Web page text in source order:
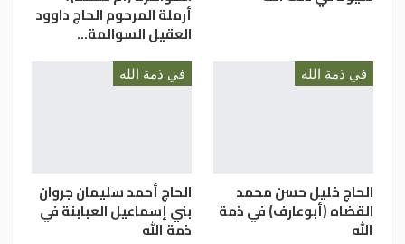
أرملة المرحوم الحاج داوود
العقيل السوالمة…
في ذمة الله
الحاج خليل حسن محمد
القضاه (أبوعارف) في ذمة
الله
في ذمة الله
الحاج أحمد سليمان جروان
بني إسماعيل العبابنة في
ذمة الله